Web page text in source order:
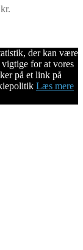
kr.
der kan være
for at vores
på et link på
Læs mere